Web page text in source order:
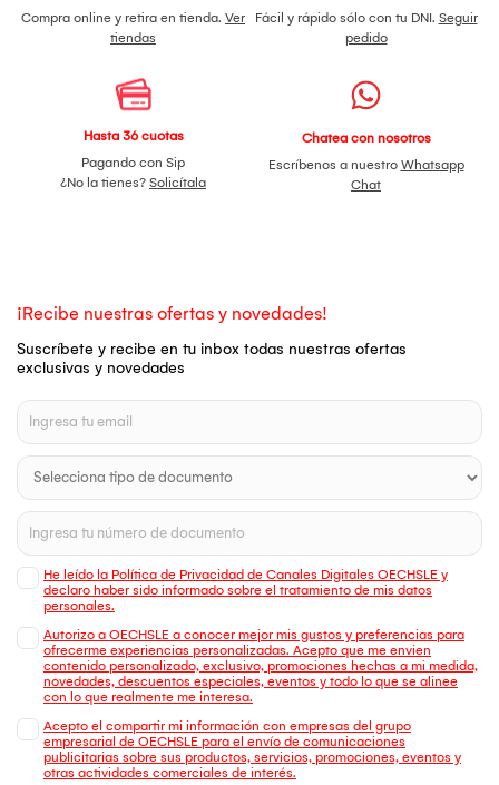
Compra online y retira en tienda. Ver
tiendas
Fácil y rápido sólo con tu DNI. Seguir
pedido
Hasta 36 cuotas
Pagando con Sip
¿No la tienes? Solicítala
Chatea con nosotros
Escríbenos a nuestro Whatsapp
Chat
¡Recibe nuestras ofertas y novedades!
Suscríbete y recibe en tu inbox todas nuestras ofertas
exclusivas y novedades
He leído la Política de Privacidad de Canales Digitales OECHSLE y
declaro haber sido informado sobre el tratamiento de mis datos
personales.
Autorizo a OECHSLE a conocer mejor mis gustos y preferencias para
ofrecerme experiencias personalizadas. Acepto que me envien
contenido personalizado, exclusivo, promociones hechas a mi medida,
novedades, descuentos especiales, eventos y todo lo que se alinee
con lo que realmente me interesa.
Acepto el compartir mi información con empresas del grupo
empresarial de OECHSLE para el envío de comunicaciones
publicitarias sobre sus productos, servicios, promociones, eventos y
otras actividades comerciales de interés.